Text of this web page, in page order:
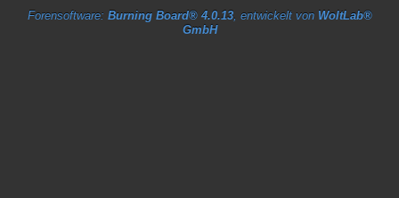
Forensoftware: Burning Board® 4.0.13, entwickelt von WoltLab®
GmbH